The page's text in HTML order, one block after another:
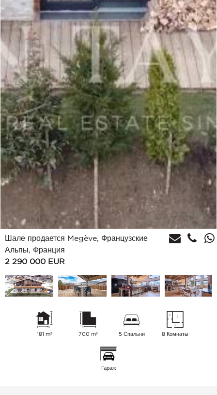
Шале продается Megève, Французские
Альпы, Франция
2 290 000 EUR
181 m² 700 m² 5 Спальни 8 Комнаты
Гараж